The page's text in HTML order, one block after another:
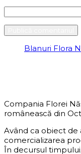
Blanuri Flora
Compania Florei
românească din
Având ca obiect de
comercializarea
În decursul